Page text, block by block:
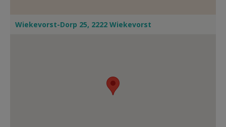
Wiekevorst-Dorp 25, 2222 Wiekevorst